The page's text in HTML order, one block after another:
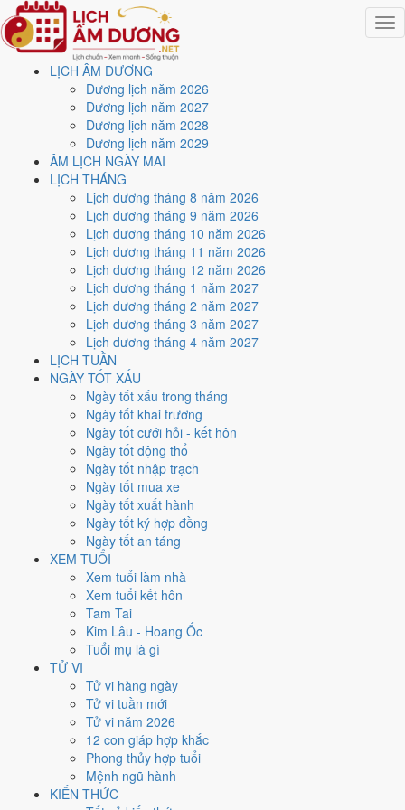
LỊCH ÂM DƯƠNG
Dương lịch năm 2026
Dương lịch năm 2027
Dương lịch năm 2028
Dương lịch năm 2029
ÂM LỊCH NGÀY MAI
LỊCH THÁNG
Lịch dương tháng 8 năm 2026
Lịch dương tháng 9 năm 2026
Lịch dương tháng 10 năm 2026
Lịch dương tháng 11 năm 2026
Lịch dương tháng 12 năm 2026
Lịch dương tháng 1 năm 2027
Lịch dương tháng 2 năm 2027
Lịch dương tháng 3 năm 2027
Lịch dương tháng 4 năm 2027
LỊCH TUẦN
NGÀY TỐT XẤU
Ngày tốt xấu trong tháng
Ngày tốt khai trương
Ngày tốt cưới hỏi - kết hôn
Ngày tốt động thổ
Ngày tốt nhập trạch
Ngày tốt mua xe
Ngày tốt xuất hành
Ngày tốt ký hợp đồng
Ngày tốt an táng
XEM TUỔI
Xem tuổi làm nhà
Xem tuổi kết hôn
Tam Tai
Kim Lâu - Hoang Ốc
Tuổi mụ là gì
TỬ VI
Tử vi hàng ngày
Tử vi tuần mới
Tử vi năm 2026
12 con giáp hợp khắc
Phong thủy hợp tuổi
Mệnh ngũ hành
KIẾN THỨC
Trang chủ
Lịch năm 2027
Tháng 1/2027
Ngày 7/1/2027 (Bính Tuất)
Xem ngày7/1/2027
lịch - Ngày 30/11 âm lịch
(Bính Tuất) tốt hay xấu?
Ngày 7/1/2027 dương lịch (Thứ Năm) là ngày 30/11/2026 âm lịch
Bính Tuất - Can sinh Chi, Trực Khai, Sao Giác, nạp âm Ốc
Thượng Thổ. Tổng hòa, đây làNgày Bình Hòa
cho các việc quan trọng. Giờ Hoàng Đạo trong ngày:
Thìn, Tỵ, Thân, Dậu, Hợi
Ngày Dương
Tháng 1 năm 2027
Tháng 11 âm năm 2026
Tiết Tiểu Hàn
Mậu Tý
Bính Ngọ
Ngày Bính Tuất có TrựcKhai (ngày khai mở, bắt đầu mới) nhưng gặp
Thiên Hình hắc đạo. Điểm trung bình 7 việc chính
Ngày Bình Hòa, phù hợp với công việc thường ngày.
Dần, Ngọ, Mãohợp ngày; tuổi